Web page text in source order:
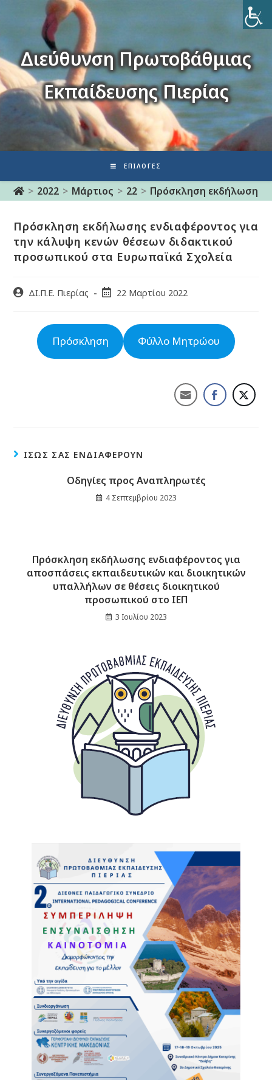
Διεύθυνση Πρωτοβάθμιας
Εκπαίδευσης Πιερίας
ΕΠΙΛΟΓΈΣ
> 2022 > Μάρτιος > 22 > Πρόσκληση εκδήλωσης
Πρόσκληση εκδήλωσης ενδιαφέροντος για
την κάλυψη κενών θέσεων διδακτικού
προσωπικού στα Ευρωπαϊκά Σχολεία
ΔΙ.Π.Ε. Πιερίας 22 Μαρτίου 2022
Πρόσκληση Φύλλο Μητρώου
ΊΣΩΣ ΣΑΣ ΕΝΔΙΑΦΈΡΟΥΝ
Οδηγίες προς Αναπληρωτές
4 Σεπτεμβρίου 2023
Πρόσκληση εκδήλωσης ενδιαφέροντος για
αποσπάσεις εκπαιδευτικών και διοικητικών
υπαλλήλων σε θέσεις διοικητικού
προσωπικού στο ΙΕΠ
3 Ιουλίου 2023